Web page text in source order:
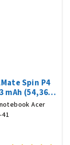
Spin P4
mAh (54,36
Acer